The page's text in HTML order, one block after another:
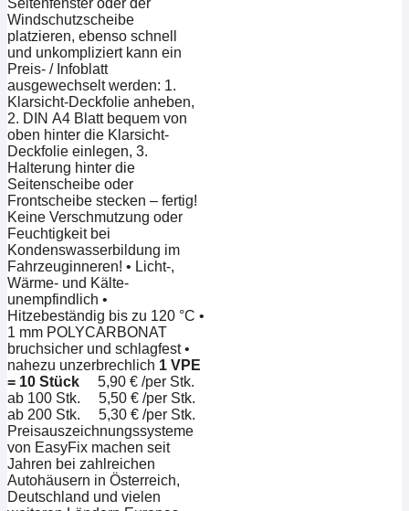
Seitenfenster oder der
Windschutzscheibe
platzieren, ebenso schnell
und unkompliziert kann ein
Preis- / Infoblatt
ausgewechselt werden: 1.
Klarsicht-Deckfolie anheben,
2. DIN A4 Blatt bequem von
oben hinter die Klarsicht-
Deckfolie einlegen, 3.
Halterung hinter die
Seitenscheibe oder
Frontscheibe stecken – fertig!
Keine Verschmutzung oder
Feuchtigkeit bei
Kondenswasserbildung im
Fahrzeuginneren! • Licht-,
Wärme- und Kälte-
unempfindlich •
Hitzebeständig bis zu 120 °C •
1 mm POLYCARBONAT
bruchsicher und schlagfest •
nahezu unzerbrechlich 1 VPE
= 10 Stück 5,90 € /per Stk.
ab 100 Stk. 5,50 € /per Stk.
ab 200 Stk. 5,30 € /per Stk.
Preisauszeichnungssysteme
von EasyFix machen seit
Jahren bei zahlreichen
Autohäusern in Österreich,
Deutschland und vielen